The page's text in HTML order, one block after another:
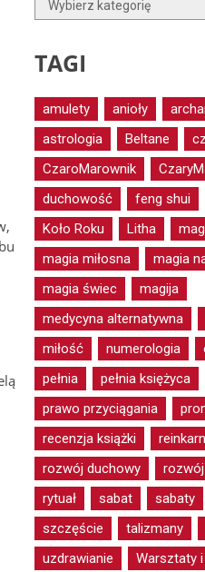
TAGI
amulety anioły
astrologia
Beltane
CzaroMarownik
duchowość
feng shui
Koło Roku
Litha
magia miłosna
magia
magia świec
magija
medycyna alternatywna
miłość
numerologia
pełnia
pełnia księżyca
prawo przyciągania
recenzja książki
rozwój duchowy
rytuał
sabat sabaty
szczęście
talizmany
uzdrawianie
Warsztaty